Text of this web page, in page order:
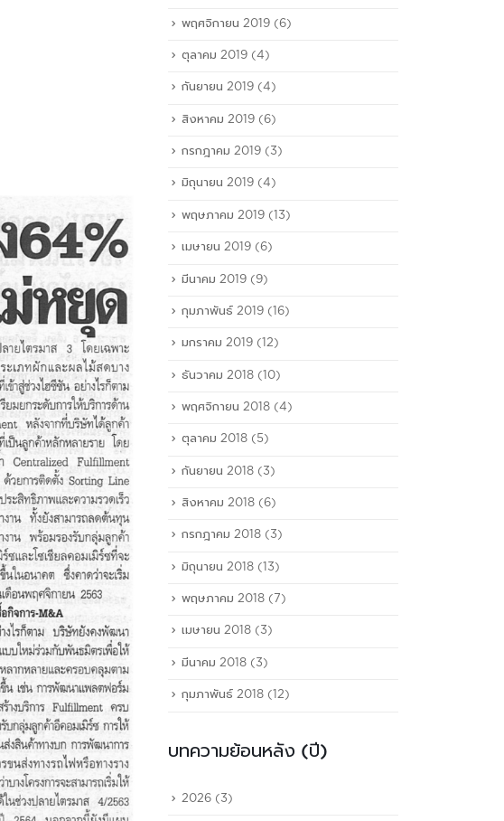
พฤศจิกายน 2019 (6)
ตุลาคม 2019 (4)
กันยายน 2019 (4)
สิงหาคม 2019 (6)
กรกฎาคม 2019 (3)
มิถุนายน 2019 (4)
พฤษภาคม 2019 (13)
เมษายน 2019 (6)
มีนาคม 2019 (9)
กุมภาพันธ์ 2019 (16)
มกราคม 2019 (12)
ธันวาคม 2018 (10)
พฤศจิกายน 2018 (4)
ตุลาคม 2018 (5)
กันยายน 2018 (3)
สิงหาคม 2018 (6)
กรกฎาคม 2018 (3)
มิถุนายน 2018 (13)
พฤษภาคม 2018 (7)
เมษายน 2018 (3)
มีนาคม 2018 (3)
กุมภาพันธ์ 2018 (12)
บทความย้อนหลัง (ปี)
2026 (3)